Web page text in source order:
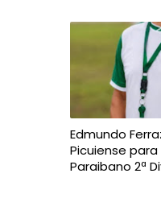
Edmundo
Picuiense
Paraibano 2ª